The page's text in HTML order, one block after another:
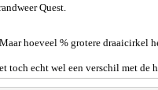
Quest.
hoeveel % grotere draaicirkel
echt wel een verschil met de